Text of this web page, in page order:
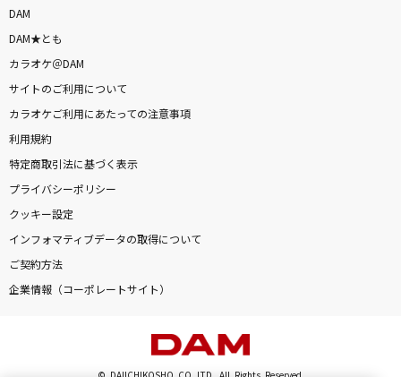
DAM
DAM★とも
カラオケ＠DAM
サイトのご利用について
カラオケご利用にあたっての注意事項
利用規約
特定商取引法に基づく表示
プライバシーポリシー
クッキー設定
インフォマティブデータの取得について
ご契約方法
企業情報（コーポレートサイト）
© DAIICHIKOSHO CO.,LTD. All Rights Reserved.